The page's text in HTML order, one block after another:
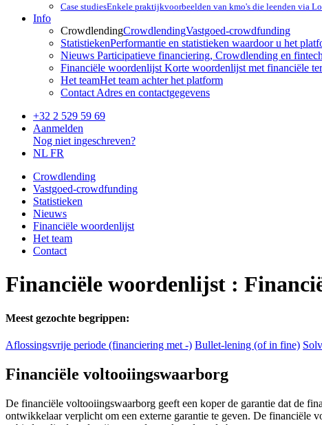
Case studiesEnkele praktijkvoorbeelden van kmo's die leenden via
Info
CrowdlendingCrowdlendingVastgoed-crowdfunding
StatistiekenPerformantie en statistieken waardoor u het
Nieuws Participatieve financiering, Crowdlending en
Financiële woordenlijst Korte woordenlijst met financiële
Het teamHet team achter het platform
Contact Adres en contactgegevens
+32 2 529 59 69
Aanmelden
Nog niet ingeschreven?
NL FR
Crowdlending
Vastgoed-crowdfunding
Statistieken
Nieuws
Financiële woordenlijst
Het team
Contact
Financiële woordenlijst :
Meest gezochte begrippen:
Aflossingsvrije periode (financiering met -) Bullet-lening (of in fine)
Financiële voltooiingswaarborg
De financiële voltooiingswaarborg geeft een koper de garantie dat de
ontwikkelaar verplicht om een externe garantie te geven. De financiële